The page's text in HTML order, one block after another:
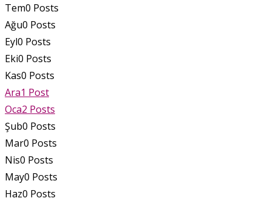
Tem0 Posts
Ağu0 Posts
Eyl0 Posts
Eki0 Posts
Kas0 Posts
Ara1 Post
Oca2 Posts
Şub0 Posts
Mar0 Posts
Nis0 Posts
May0 Posts
Haz0 Posts